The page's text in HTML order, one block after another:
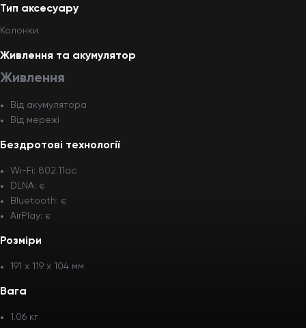
Тип аксесуару
Колонки
Живлення та акумулятор
Живлення
Від акумулятора
Від мережі
Бездротові технології
Wi-Fi: 802.11ac
DLNA: є
Bluetooth: є
AirPlay: є
Розміри
191 x 119 x 104 мм
Вага
1.06 кг